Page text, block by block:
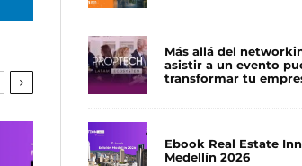
Más allá del
asistir a un evento
transformar tu
Ebook Real Estate
Medellín 2026